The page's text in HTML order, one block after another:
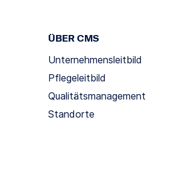
ÜBER CMS
Unternehmensleitbild
Pflegeleitbild
Qualitätsmanagement
Standorte